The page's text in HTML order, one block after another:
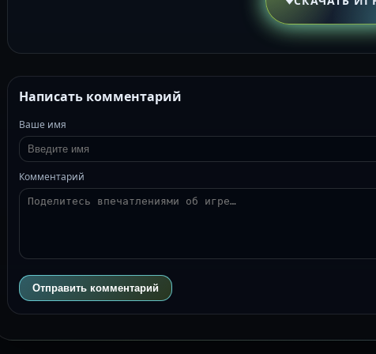
Написать комментарий
Ваше имя
Комментарий
Отправить комментарий